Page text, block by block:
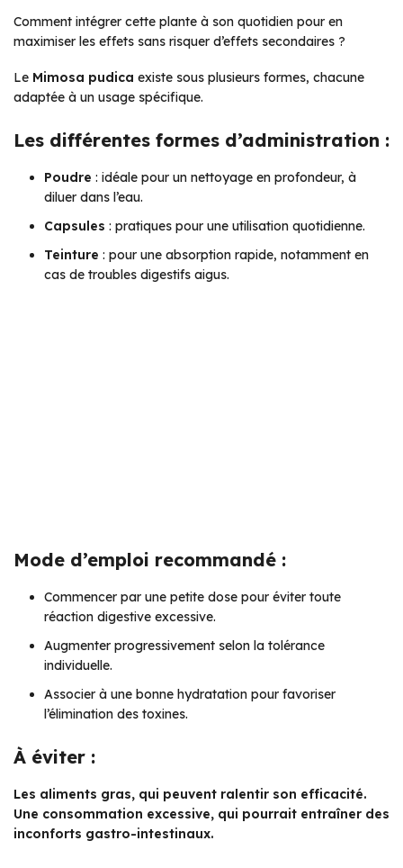
Comment intégrer cette plante à son quotidien pour en
maximiser les effets sans risquer d’effets secondaires ?
Le Mimosa pudica existe sous plusieurs formes, chacune
adaptée à un usage spécifique.
Les différentes formes d’administration :
Poudre : idéale pour un nettoyage en profondeur, à
diluer dans l’eau.
Capsules : pratiques pour une utilisation quotidienne.
Teinture : pour une absorption rapide, notamment en
cas de troubles digestifs aigus.
Mode d’emploi recommandé :
Commencer par une petite dose pour éviter toute
réaction digestive excessive.
Augmenter progressivement selon la tolérance
individuelle.
Associer à une bonne hydratation pour favoriser
l’élimination des toxines.
À éviter :
Les aliments gras, qui peuvent ralentir son efficacité.
Une consommation excessive, qui pourrait entraîner des
inconforts gastro-intestinaux.